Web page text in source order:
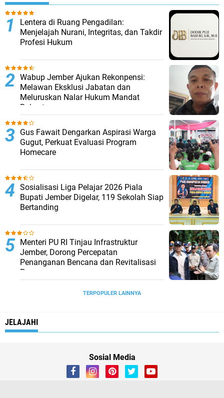
​Lentera di Ruang Pengadilan:
Menjelajah Nurani, Integritas, dan Takdir
Profesi Hukum
Wabup Jember Ajukan Rekonpensi:
Melawan Eksklusi Jabatan dan
Meluruskan Nalar Hukum Mandat
Rakyat
‎Gus Fawait Dengarkan Aspirasi Warga
Gugut, Perkuat Evaluasi Program
Homecare ‎
Sosialisasi Liga Pelajar 2026 Piala
Bupati Jember Digelar, 119 Sekolah Siap
Bertanding
Menteri PU RI Tinjau Infrastruktur
Jember, Dorong Percepatan
Penanganan Bencana dan Revitalisasi
Pasar
TERPOPULER LAINNYA
JELAJAHI
Sosial Media